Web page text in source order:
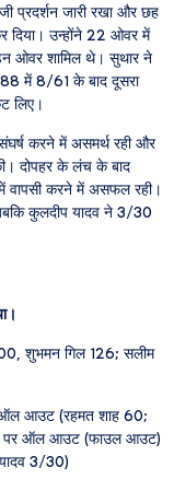
प्रदर्शन जारी रखा और छह
दिया। उन्होंने 22 ओवर में
ओवर शामिल थे। सुथार ने
में 8/61 के बाद दूसरा
लिए।
करने में असमर्थ रही और
दोपहर के लंच के बाद
वापसी करने में असफल रही।
कुलदीप यादव ने 3/30
शुभमन गिल 126; सलीम
ऑल आउट (रहमत शाह 60;
पर ऑल आउट (फाउल आउट)
3/30)